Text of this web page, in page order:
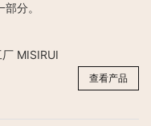
分。
MISIRUI
查看产品